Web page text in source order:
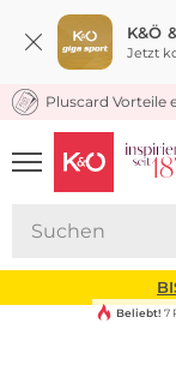
K&Ö
Jetzt
Pluscard Vorteile
UNSERE APP
CLICK
Beliebt! 7